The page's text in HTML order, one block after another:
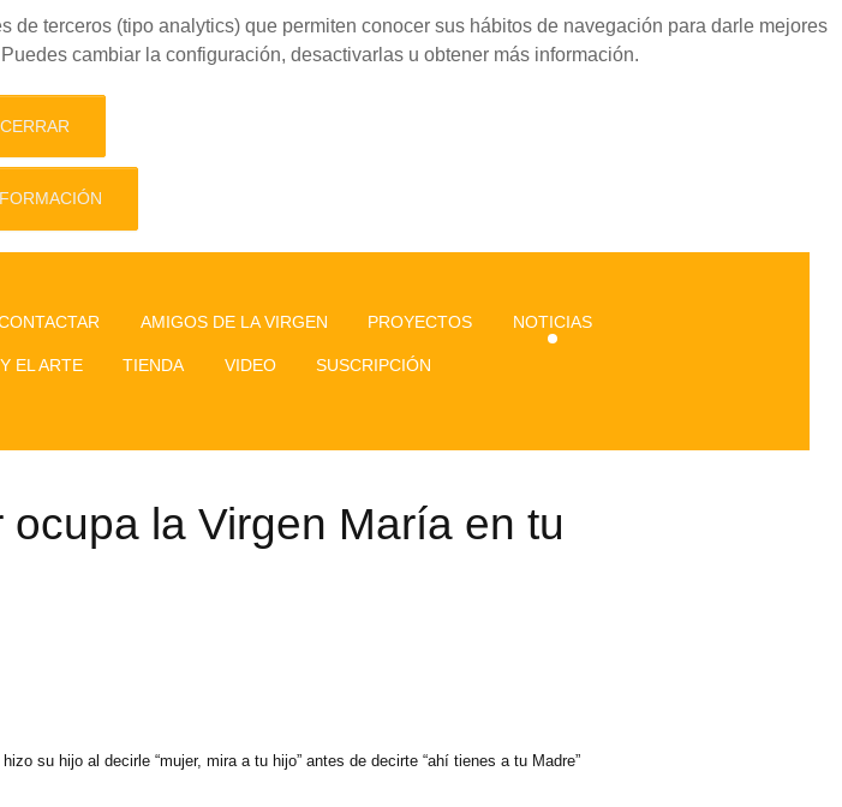
terceros (tipo analytics) que permiten conocer sus hábitos de navegación para darle mejores
cambiar la configuración, desactivarlas u obtener más información.
CERRAR
AMIGOS DE LA VIRGEN PROYECTOS NOTICIAS
EL ARTE TIENDA VIDEO SUSCRIPCIÓN
ocupa la Virgen María en tu
su hijo al decirle “mujer, mira a tu hijo” antes de decirte “ahí tienes a tu Madre”